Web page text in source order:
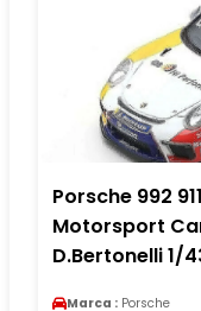
Porsche 992
Motorsport
D.Bertonelli 1/
Marca : Porsche